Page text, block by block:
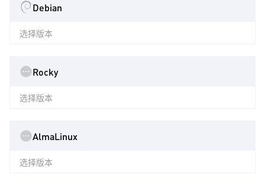
Debian
选择版本
Rocky
选择版本
AlmaLinux
选择版本